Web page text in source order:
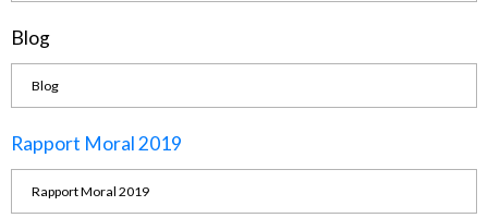
Blog
Blog
Rapport Moral 2019
Rapport Moral 2019